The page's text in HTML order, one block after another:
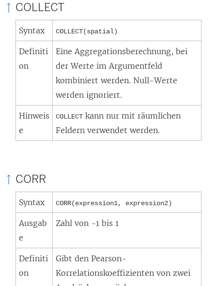
COLLECT
Syntax COLLECT(spatial)
Definiti
on
Eine Aggregationsberechnung, bei
der Werte im Argumentfeld
kombiniert werden. Null-Werte
werden ignoriert.
Hinweis
e
COLLECT kann nur mit räumlichen
Feldern verwendet werden.
CORR
Syntax CORR(expression1, expression2)
Ausgab
e
Zahl von -1 bis 1
Definiti
on
Gibt den Pearson-
Korrelationskoeffizienten von zwei